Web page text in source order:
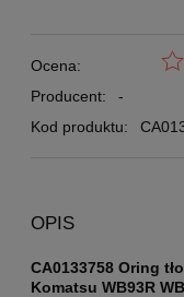
Ocena:
Producent:
-
Kod produktu:
OPIS
CA0133758 Oring
Komatsu WB93R